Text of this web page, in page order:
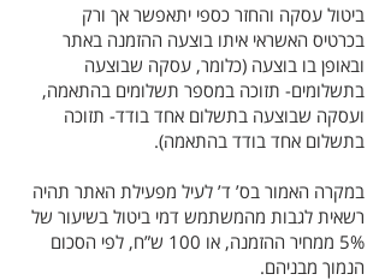
ביטול עסקה והחזר כספי יתאפשר אך ורק
בכרטיס האשראי איתו בוצעה ההזמנה באתר
ובאופן בו בוצעה (כלומר, עסקה שבוצעה
בתשלומים- תזוכה במספר תשלומים בהתאמה,
ועסקה שבוצעה בתשלום אחד בודד- תזוכה
בתשלום אחד בודד בהתאמה).
במקרה האמור בס’ ד’ לעיל מפעילת האתר תהיה
רשאית לגבות מהמשתמש דמי ביטול בשיעור של
5% ממחיר ההזמנה, או 100 ש”ח, לפי הסכום
הנמוך מבניהם.